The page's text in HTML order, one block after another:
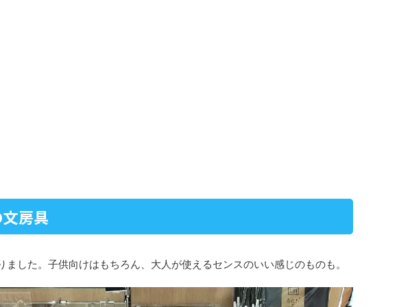
房具
ました。子供向けはもちろん、大人が使えるセンスのいい感じのものも。